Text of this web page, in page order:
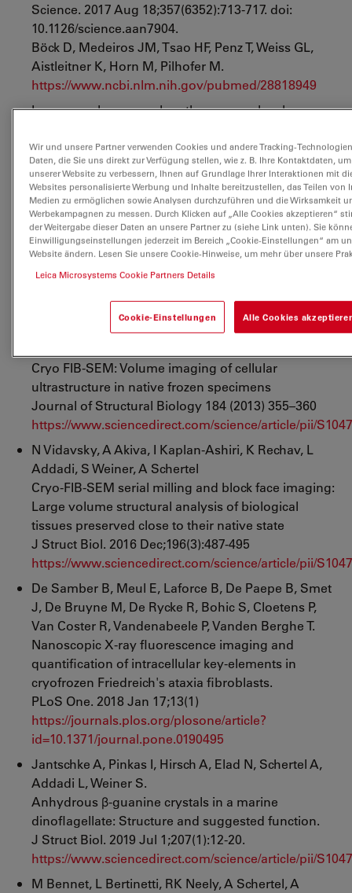
Science. 2017 Aug 18;357(6352):713-717. doi:
10.1126/science.aan7904.
Böck D, Medeiros JM, Tsao HF, Penz T, Weiss GL,
Aistleitner K, Horn M, Pilhofer M.
https://www.ncbi.nlm.nih.gov/pubmed/28818949
In-vacuum long-wavelength macromolecular
Armin Wagner, Ramona Duman, Keith Hendersona
and Vitaliy Mykhaylyka
http://journals.iucr.org/d/issues/2016/03/00/ba5241/
He J, Hsieh C, Wu Y, Schmelzer T, Wang P, Lin Y,
Marko M, Sui H.
Cryo-FIB specimen preparation for use in a
https://www.sciencedirect.com/science/article/pii/
A Schertel, N Saidero, HM Han, T Ruhwedel, M
Cryo FIB-SEM: Volume imaging of cellular
ultrastructure in native frozen specimens
Journal of Structural Biology 184 (2013) 355–360
https://www.sciencedirect.com/science/article/pii/
N Vidavsky, A Akiva, I Kaplan-Ashiri, K Rechav, L
Addadi, S Weiner, A Schertel
Cryo-FIB-SEM serial milling and block face imaging:
Large volume structural analysis of biological
tissues preserved close to their native state
J Struct Biol. 2016 Dec;196(3):487-495
https://www.sciencedirect.com/science/article/pii/
De Samber B, Meul E, Laforce B, De Paepe B, Smet
J, De Bruyne M, De Rycke R, Bohic S, Cloetens P,
Van Coster R, Vandenabeele P, Vanden Berghe T.
Nanoscopic X-ray fluorescence imaging and
quantification of intracellular key-elements in
cryofrozen Friedreich's ataxia fibroblasts.
PLoS One. 2018 Jan 17;13(1)
https://journals.plos.org/plosone/article?
id=10.1371/journal.pone.0190495
Jantschke A, Pinkas I, Hirsch A, Elad N, Schertel A,
Addadi L, Weiner S.
Anhydrous β-guanine crystals in a marine
dinoflagellate: Structure and suggested function.
J Struct Biol. 2019 Jul 1;207(1):12-20.
https://www.sciencedirect.com/science/article/pii/
M Bennet, L Bertinetti, RK Neely, A Schertel, A
Wir und unsere Partner verwenden Cookies und andere Tracking-
Daten, die Sie uns direkt zur Verfügung stellen, wie z. B. Ihre Kontaktdaten,
unserer Website zu verbessern, Ihnen auf Grundlage Ihrer Interaktionen mit
Websites personalisierte Werbung und Inhalte bereitzustellen, das Teilen von
Medien zu ermöglichen sowie Analysen durchzuführen und die Wirksamkeit
Werbekampagnen zu messen. Durch Klicken auf „Alle Cookies akzeptieren“
der Weitergabe dieser Daten an unsere Partner zu (siehe Link unten). Sie
Einwilligungseinstellungen jederzeit im Bereich „Cookie-Einstellungen“ am
Website ändern. Lesen Sie unsere Cookie-Hinweise, um mehr über unsere
Leica Microsystems Cookie Partners Details
Cookie-Einstellungen Alle Cookies